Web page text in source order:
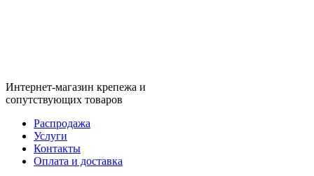
Интернет-магазин крепежа и
сопутствующих товаров
Распродажа
Услуги
Контакты
Оплата и доставка